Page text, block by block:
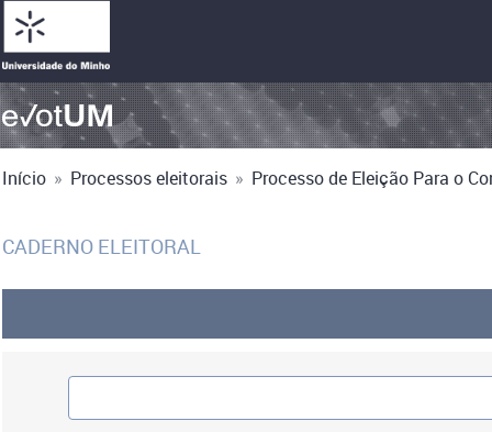
Início » Processos eleitorais » Processo de Eleição Para o
CADERNO ELEITORAL